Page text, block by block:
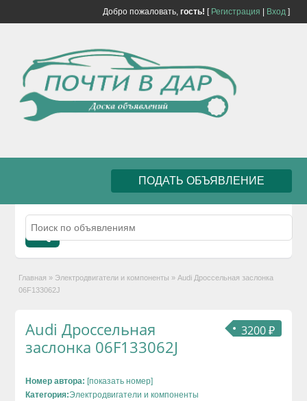
Добро пожаловать, гость! [ Регистрация Вход]
ПОДАТЬ ОБЪЯВЛЕНИЕ
Главная » Электродвигатели и компоненты » Audi Дроссельная заслонка
06F133062J
3200 ₽
Audi Дроссельная
заслонка 06F133062J
Номер автора: [показать номер]
Категория:Электродвигатели и компоненты